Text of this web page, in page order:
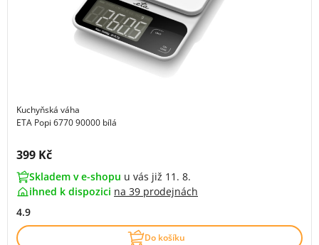
Kuchyňská váha
ETA Popi 6770 90000 bílá
Cena s DPH:
399 Kč
Skladem v e-shopu u vás již 11. 8.
ihned k dispozici na 39 prodejnách
4.9
Do košíku